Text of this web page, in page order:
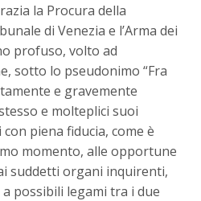
la Procura della
di Venezia e l’Arma dei
profuso, volto ad
sotto lo pseudonimo “Fra
e gravemente
e molteplici suoi
piena fiducia, come è
momento, alle opportune
suddetti organi inquirenti,
possibili legami tra i due